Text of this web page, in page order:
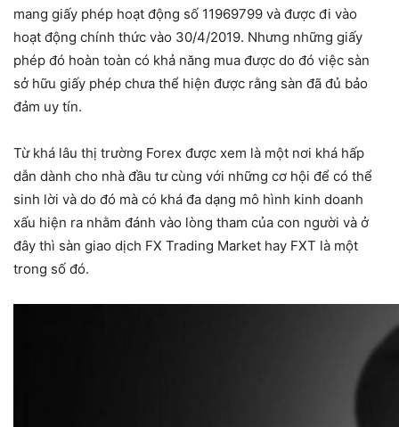
mang giấy phép hoạt động số 11969799 và được đi vào
hoạt động chính thức vào 30/4/2019. Nhưng những giấy
phép đó hoàn toàn có khả năng mua được do đó việc sàn
sở hữu giấy phép chưa thể hiện được rằng sàn đã đủ bảo
đảm uy tín.
Từ khá lâu thị trường Forex được xem là một nơi khá hấp
dẫn dành cho nhà đầu tư cùng với những cơ hội để có thể
sinh lời và do đó mà có khá đa dạng mô hình kinh doanh
xấu hiện ra nhằm đánh vào lòng tham của con người và ở
đây thì sàn giao dịch FX Trading Market hay FXT là một
trong số đó.